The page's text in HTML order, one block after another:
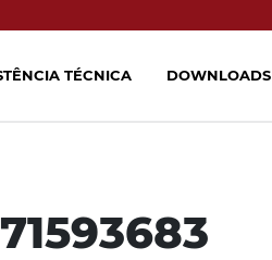
TÉCNICA DOWNLOADS